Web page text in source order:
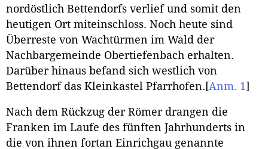
nordöstlich Bettendorfs verlief und somit den
heutigen Ort miteinschloss. Noch heute sind
Überreste von Wachtürmen im Wald der
Nachbargemeinde Obertiefenbach erhalten.
Darüber hinaus befand sich westlich von
Bettendorf das Kleinkastel Pfarrhofen. [Anm. 1]
Nach dem Rückzug der Römer drangen die
Franken im Laufe des fünften Jahrhunderts in
die von ihnen fortan Einrichgau genannte